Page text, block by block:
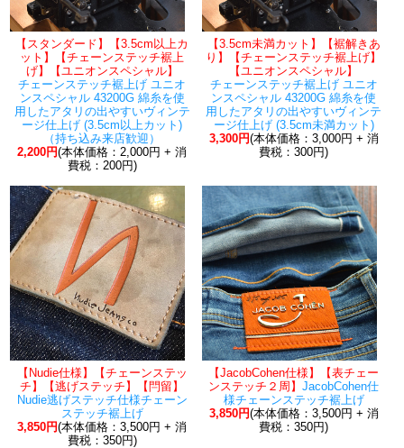
【スタンダード】【3.5cm以上カ
ット】【チェーンステッチ裾上
げ】【ユニオンスペシャル】
チェーンステッチ裾上げ ユニオ
ンスペシャル 43200G 綿糸を使
用したアタリの出やすいヴィンテ
ージ仕上げ (3.5cm以上カット)
（持ち込み来店歓迎）
2,200円(本体価格：2,000円 + 消
費税：200円)
【3.5cm未満カット】【裾解きあ
り】【チェーンステッチ裾上げ】
【ユニオンスペシャル】
チェーンステッチ裾上げ ユニオ
ンスペシャル 43200G 綿糸を使
用したアタリの出やすいヴィンテ
ージ仕上げ (3.5cm未満カット)
3,300円(本体価格：3,000円 + 消
費税：300円)
【Nudie仕様】【チェーンステッ
チ】【逃げステッチ】【閂留】
Nudie逃げステッチ仕様チェーン
ステッチ裾上げ
3,850円(本体価格：3,500円 + 消
費税：350円)
【JacobCohen仕様】【表チェー
ンステッチ２周】JacobCohen仕
様チェーンステッチ裾上げ
3,850円(本体価格：3,500円 + 消
費税：350円)